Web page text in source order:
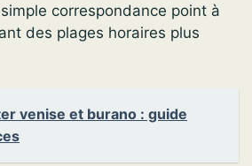
correspondance point à
des plages horaires plus
venise et burano : guide